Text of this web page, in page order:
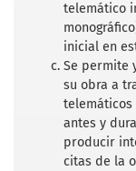
telemático
inicial en
Se permite
su obra a
telemáticos
antes y
producir
citas de la